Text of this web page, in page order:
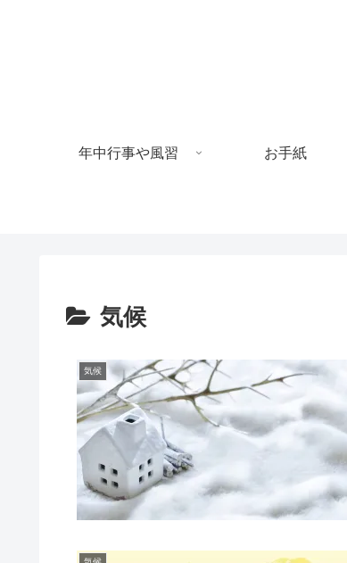
年中行事や風習 お手紙
気候
気候